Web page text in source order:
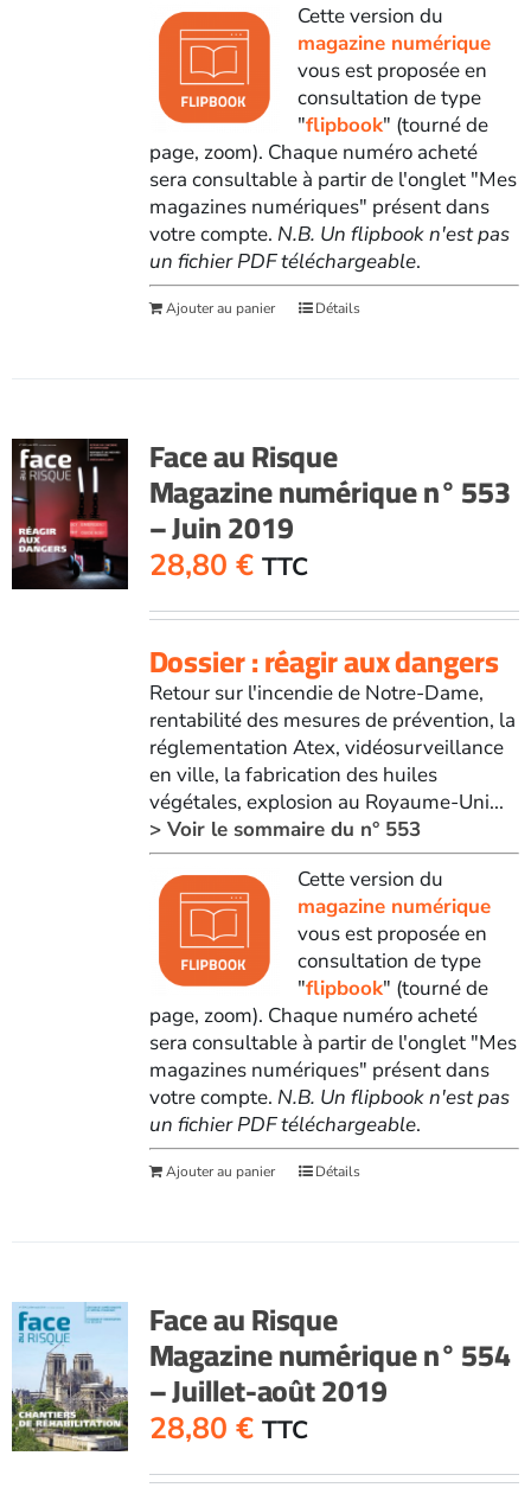
Cette version du
magazine numérique
vous est proposée en
consultation de type
"flipbook" (tourné de
page, zoom). Chaque numéro acheté
sera consultable à partir de l'onglet "Mes
magazines numériques" présent dans
votre compte. N.B. Un flipbook n'est pas
un fichier PDF téléchargeable.
Ajouter au panier Détails
Face au Risque
Magazine numérique n° 553
– Juin 2019
28,80 € TTC
Dossier : réagir aux dangers
Retour sur l'incendie de Notre-Dame,
rentabilité des mesures de prévention, la
réglementation Atex, vidéosurveillance
en ville, la fabrication des huiles
végétales, explosion au Royaume-Uni...
> Voir le sommaire du n° 553
Cette version du
magazine numérique
vous est proposée en
consultation de type
"flipbook" (tourné de
page, zoom). Chaque numéro acheté
sera consultable à partir de l'onglet "Mes
magazines numériques" présent dans
votre compte. N.B. Un flipbook n'est pas
un fichier PDF téléchargeable.
Ajouter au panier Détails
Face au Risque
Magazine numérique n° 554
– Juillet-août 2019
28,80 € TTC